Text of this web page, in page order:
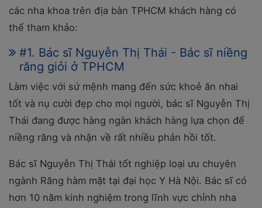
các nha khoa trên địa bàn TPHCM khách hàng có
thể tham khảo:
#1. Bác sĩ Nguyễn Thị Thái - Bác sĩ niềng
răng giỏi ở TPHCM
Làm việc với sứ mệnh mang đến sức khoẻ ăn nhai
tốt và nụ cười đẹp cho mọi người, bác sĩ Nguyễn Thị
Thái đang được hàng ngàn khách hàng lựa chọn để
niềng răng và nhận về rất nhiều phản hồi tốt.
Bác sĩ Nguyễn Thị Thái tốt nghiệp loại ưu chuyên
ngành Răng hàm mặt tại đại học Y Hà Nội. Bác sĩ có
hơn 10 năm kinh nghiệm trong lĩnh vực chỉnh nha